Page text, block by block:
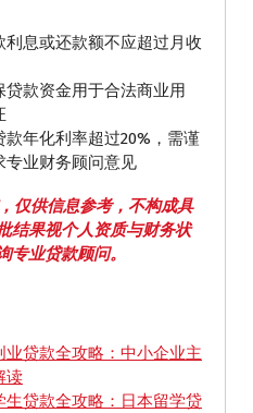
利息或还款额不应超过月收
贷款资金用于合法商业用
款年化利率超过20%，需谨
专业财务顾问意见
仅供信息参考，不构成具
结果视个人资质与财务状
专业贷款顾问。
业贷款全攻略：中小企业主
读
生贷款全攻略：日本留学贷